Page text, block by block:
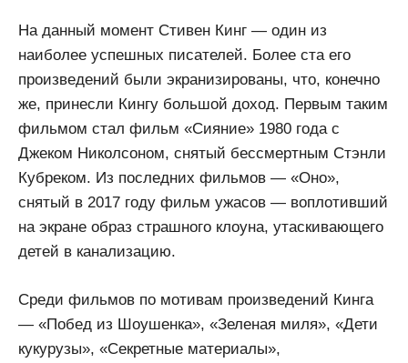
На данный момент Стивен Кинг — один из
наиболее успешных писателей. Более ста его
произведений были экранизированы, что, конечно
же, принесли Кингу большой доход. Первым таким
фильмом стал фильм «Сияние» 1980 года с
Джеком Николсоном, снятый бессмертным Стэнли
Кубреком. Из последних фильмов — «Оно»,
снятый в 2017 году фильм ужасов — воплотивший
на экране образ страшного клоуна, утаскивающего
детей в канализацию.
Среди фильмов по мотивам произведений Кинга
— «Побед из Шоушенка», «Зеленая миля», «Дети
кукурузы», «Секретные материалы»,